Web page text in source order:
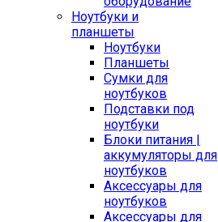
Ноутбуки и
планшеты
Ноутбуки
Планшеты
Сумки для
ноутбуков
Подставки под
ноутбуки
Блоки питания |
аккумуляторы для
ноутбуков
Аксессуары для
ноутбуков
Аксессуары для